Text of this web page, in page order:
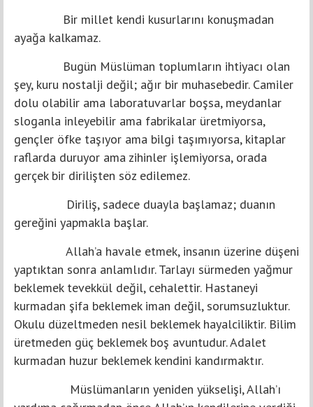
Bir millet kendi kusurlarını konuşmadan
ayağa kalkamaz.
Bugün Müslüman toplumların ihtiyacı olan
şey, kuru nostalji değil; ağır bir muhasebedir. Camiler
dolu olabilir ama laboratuvarlar boşsa, meydanlar
sloganla inleyebilir ama fabrikalar üretmiyorsa,
gençler öfke taşıyor ama bilgi taşımıyorsa, kitaplar
raflarda duruyor ama zihinler işlemiyorsa, orada
gerçek bir dirilişten söz edilemez.
Diriliş, sadece duayla başlamaz; duanın
gereğini yapmakla başlar.
Allah’a havale etmek, insanın üzerine düşeni
yaptıktan sonra anlamlıdır. Tarlayı sürmeden yağmur
beklemek tevekkül değil, cehalettir. Hastaneyi
kurmadan şifa beklemek iman değil, sorumsuzluktur.
Okulu düzeltmeden nesil beklemek hayalciliktir. Bilim
üretmeden güç beklemek boş avuntudur. Adalet
kurmadan huzur beklemek kendini kandırmaktır.
Müslümanların yeniden yükselişi, Allah’ı